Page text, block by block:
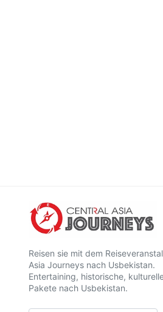
Reisen sie mit dem
Asia Journeys nach Usbekistan.
Entertaining, historische,
Pakete nach Usbekistan.